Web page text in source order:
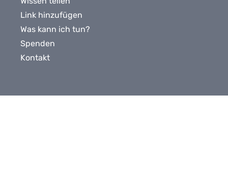
Link hinzufügen
Was kann ich tun?
Spenden
Kontakt